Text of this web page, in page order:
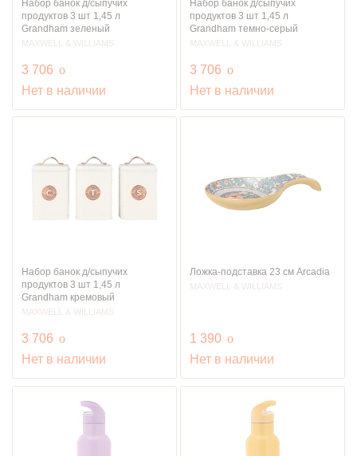
Набор банок д/сыпучих
продуктов 3 шт 1,45 л
Grandham зеленый
MAXWELL & WILLIAMS
3 706 руб.
o
Нет в наличии
Набор банок д/сыпучих
продуктов 3 шт 1,45 л
Grandham темно-серый
MAXWELL & WILLIAMS
3 706 руб.
o
Нет в наличии
Набор банок д/сыпучих
продуктов 3 шт 1,45 л
Grandham кремовый
MAXWELL & WILLIAMS
3 706 руб.
o
Нет в наличии
Ложка-подставка 23 см Arcadia
MAXWELL & WILLIAMS
1 390 руб.
o
Нет в наличии